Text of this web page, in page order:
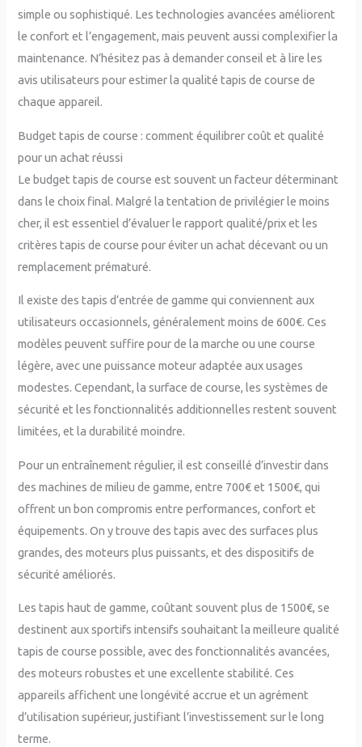
simple ou sophistiqué. Les technologies avancées améliorent
le confort et l’engagement, mais peuvent aussi complexifier la
maintenance. N’hésitez pas à demander conseil et à lire les
avis utilisateurs pour estimer la qualité tapis de course de
chaque appareil.
Budget tapis de course : comment équilibrer coût et qualité
pour un achat réussi
Le budget tapis de course est souvent un facteur déterminant
dans le choix final. Malgré la tentation de privilégier le moins
cher, il est essentiel d’évaluer le rapport qualité/prix et les
critères tapis de course pour éviter un achat décevant ou un
remplacement prématuré.
Il existe des tapis d’entrée de gamme qui conviennent aux
utilisateurs occasionnels, généralement moins de 600€. Ces
modèles peuvent suffire pour de la marche ou une course
légère, avec une puissance moteur adaptée aux usages
modestes. Cependant, la surface de course, les systèmes de
sécurité et les fonctionnalités additionnelles restent souvent
limitées, et la durabilité moindre.
Pour un entraînement régulier, il est conseillé d’investir dans
des machines de milieu de gamme, entre 700€ et 1500€, qui
offrent un bon compromis entre performances, confort et
équipements. On y trouve des tapis avec des surfaces plus
grandes, des moteurs plus puissants, et des dispositifs de
sécurité améliorés.
Les tapis haut de gamme, coûtant souvent plus de 1500€, se
destinent aux sportifs intensifs souhaitant la meilleure qualité
tapis de course possible, avec des fonctionnalités avancées,
des moteurs robustes et une excellente stabilité. Ces
appareils affichent une longévité accrue et un agrément
d’utilisation supérieur, justifiant l’investissement sur le long
terme.